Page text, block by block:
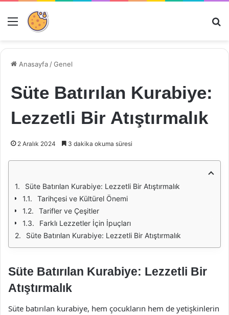
Menü
Anasayfa /Genel
Süte Batırılan Kurabiye:
Lezzetli Bir Atıştırmalık
2 Aralık 2024 3 dakika okuma süresi
Süte Batırılan Kurabiye: Lezzetli Bir Atıştırmalık
Tarihçesi ve Kültürel Önemi
Tarifler ve Çeşitler
Farklı Lezzetler İçin İpuçları
Süte Batırılan Kurabiye: Lezzetli Bir Atıştırmalık
Süte Batırılan Kurabiye: Lezzetli Bir
Atıştırmalık
Süte batırılan kurabiye, hem çocukların hem de yetişkinlerin